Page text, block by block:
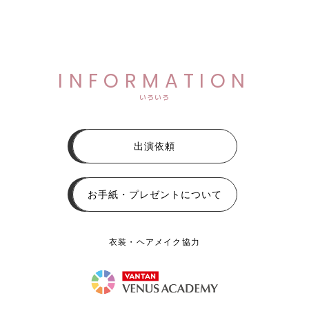
INFORMATION
いろいろ
出演依頼
お手紙・プレゼントについて
衣装・ヘアメイク協力